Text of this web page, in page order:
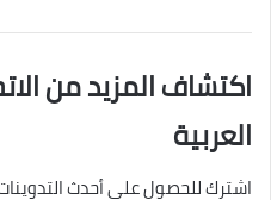
اكتشاف المزيد من
العربية
اشترك للحصول على أحدث